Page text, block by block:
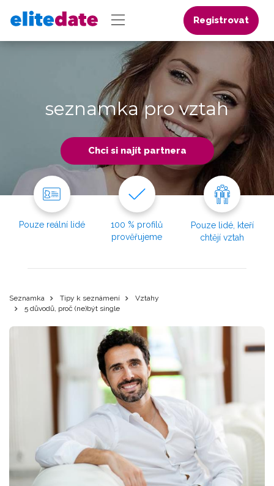
Registrovat
seznamka pro vztah
Chci si najít partnera
Pouze reální lidé
100 % profilů
prověřujeme
Pouze lidé, kteří
chtějí vztah
Seznamka Tipy k seznámení
Vztahy
5 důvodů, proč (ne)být single